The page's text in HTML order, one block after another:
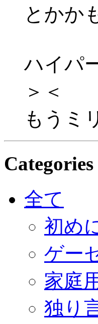
とかか
ハイパ
＞＜
もうミ
Categories
全て
初め
ゲー
家庭
独り